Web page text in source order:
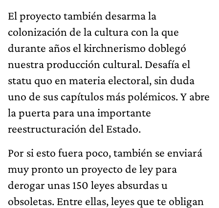
El proyecto también desarma la
colonización de la cultura con la que
durante años el kirchnerismo doblegó
nuestra producción cultural. Desafía el
statu quo en materia electoral, sin duda
uno de sus capítulos más polémicos. Y abre
la puerta para una importante
reestructuración del Estado.
Por si esto fuera poco, también se enviará
muy pronto un proyecto de ley para
derogar unas 150 leyes absurdas u
obsoletas. Entre ellas, leyes que te obligan